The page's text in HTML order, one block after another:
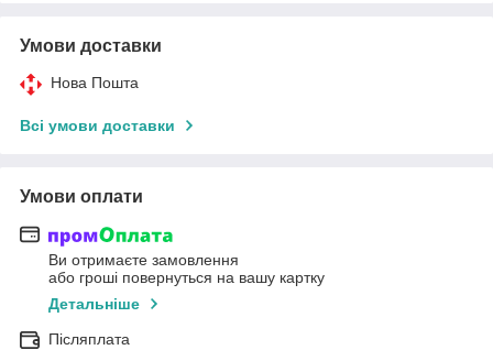
Умови доставки
Нова Пошта
Всі умови доставки
Умови оплати
Ви отримаєте замовлення
або гроші повернуться на вашу картку
Детальніше
Післяплата